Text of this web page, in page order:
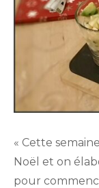
« Cette
Noël et on
pour